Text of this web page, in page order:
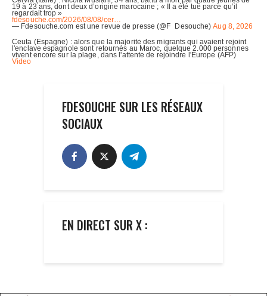
FDESOUCHE SUR LES RÉSEAUX
SOCIAUX
EN DIRECT SUR X :